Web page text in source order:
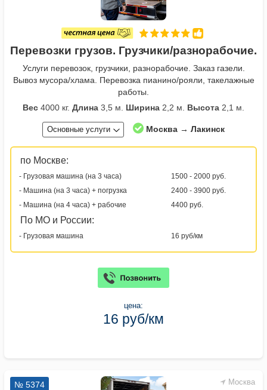
Перевозки грузов. Грузчики/разнорабочие.
Услуги перевозок, грузчики, разнорабочие. Заказ газели.
Вывоз мусора/хлама. Перевозка пианино/рояли, такелажные
работы.
Вес 4000 кг. Длина 3,5 м. Ширина 2,2 м. Высота 2,1 м.
Основные услуги Москва → Лакинск
по Москве:
- Грузовая машина (на 3 часа)
1500 - 2000 руб.
- Машина (на 3 часа) + погрузка
2400 - 3900 руб.
- Машина (на 4 часа) + рабочие
4400 руб.
По МО и России:
- Грузовая машина 16 руб/км
цена:
16 руб/км
Москва
№ 5374